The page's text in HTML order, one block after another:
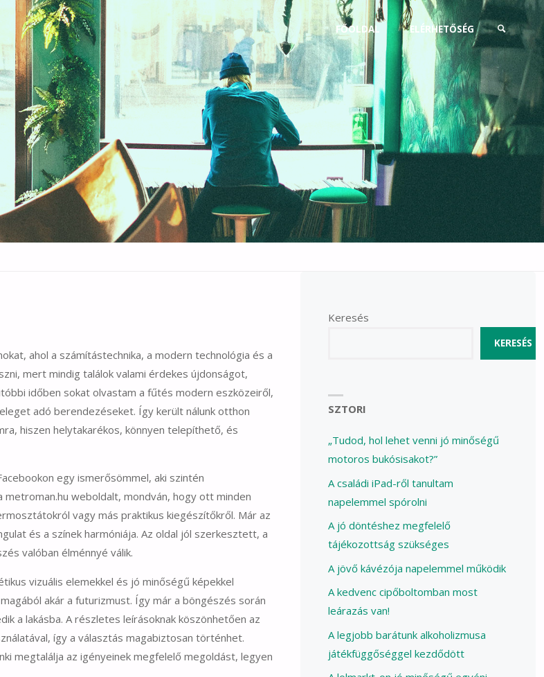
Skip
to
content
FŐOLDAL ELÉRHETŐSÉG
SEARCH
ahol a számítástechnika, a modern technológia és a
mert mindig találok valami érdekes újdonságot,
időben sokat olvastam a fűtés modern eszközeiről,
adó berendezéseket. Így került nálunk otthon
hiszen helytakarékos, könnyen telepíthető, és
egy ismerősömmel, aki szintén
weboldalt, mondván, hogy ott minden
vagy más praktikus kiegészítőkről. Már az
és a színek harmóniája. Az oldal jól szerkesztett, a
valóban élménnyé válik.
vizuális elemekkel és jó minőségű képekkel
akár a futurizmust. Így már a böngészés során
a lakásba. A részletes leírásoknak köszönhetően az
így a választás magabiztosan történhet.
megtalálja az igényeinek megfelelő megoldást, legyen
Keresés
KERESÉS
SZTORI
„Tudod, hol lehet venni jó minőségű
motoros bukósisakot?”
A családi iPad-ről tanultam
napelemmel spórolni
A jó döntéshez megfelelő
tájékozottság szükséges
A jövő kávézója napelemmel működik
A kedvenc cipőboltomban most
leárazás van!
A legjobb barátunk alkoholizmusa
játékfüggőséggel kezdődött